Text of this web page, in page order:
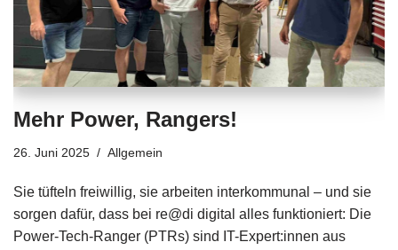
Mehr Power, Rangers!
26. Juni 2025 Allgemein
Sie tüfteln freiwillig, sie arbeiten interkommunal – und sie
sorgen dafür, dass bei re@di digital alles funktioniert: Die
Power-Tech-Ranger (PTRs) sind IT-Expert:innen aus